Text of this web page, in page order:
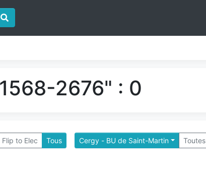
2676" : 0
Flip to Elec Tous Cergy - BU de Saint-Martin Toutes